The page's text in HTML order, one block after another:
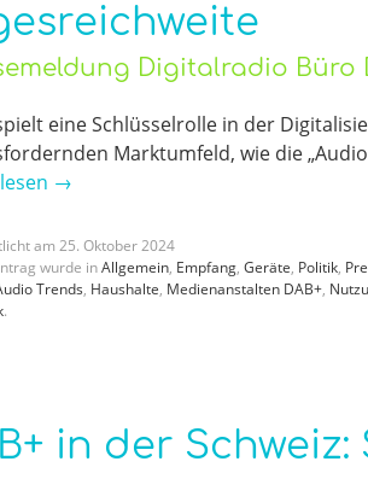
Digitalradio Büro
eine Schlüsselrolle in der
Marktumfeld, wie die
→
am 25. Oktober2024
wurde inAllgemein, Empfang, Geräte, Politik,
Trends, Haushalte, Medienanstalten DAB+,
.
in der Schweiz: